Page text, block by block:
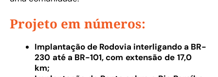
Projeto em números:
Implantaçãode Rodovia interligando a BR-
230 até a BR-101, com extensão de 17,0
km;